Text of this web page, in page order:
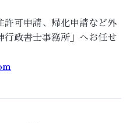
許可申請、帰化申請など外
行政書士事務所」へお任せ